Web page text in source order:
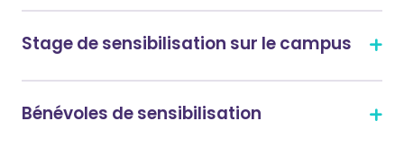
Stage de sensibilisation sur le campus
Bénévoles de sensibilisation